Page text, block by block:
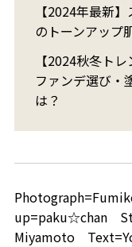
【2024年最新
のトーンアップ
【2024秋冬ト
ファンデ選び・
は？
up=paku☆chan
Miyamoto